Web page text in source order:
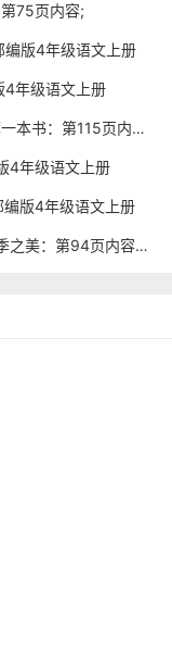
75页内容;
版4年级语文上册
年级语文上册
书：第115页内容;
4年级语文上册
版4年级语文上册
94页内容;第95页内容;